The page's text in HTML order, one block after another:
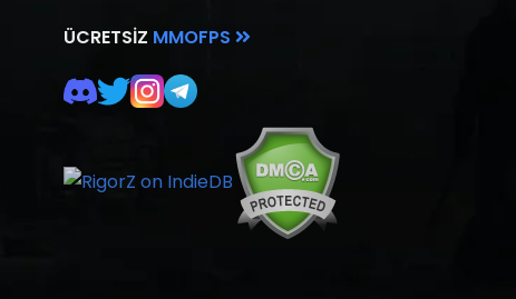
ÜCRETSIZ MMOFPS